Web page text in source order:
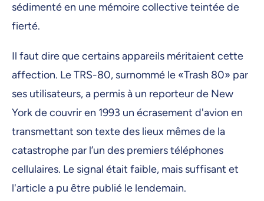
sédimenté en une mémoire collective teintée de
fierté.
Il faut dire que certains appareils méritaient cette
affection. Le TRS-80, surnommé le «Trash 80» par
ses utilisateurs, a permis à un reporteur de New
York de couvrir en 1993 un écrasement d'avion en
transmettant son texte des lieux mêmes de la
catastrophe par l’un des premiers téléphones
cellulaires. Le signal était faible, mais suffisant et
l'article a pu être publié le lendemain.